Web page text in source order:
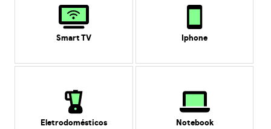
Smart TV Iphone
Eletrodomésticos Notebook